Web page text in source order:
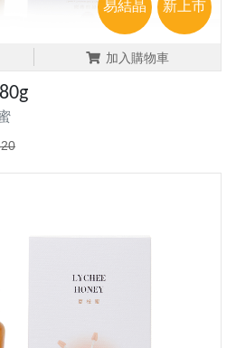
新上市
易結晶
加入購物車